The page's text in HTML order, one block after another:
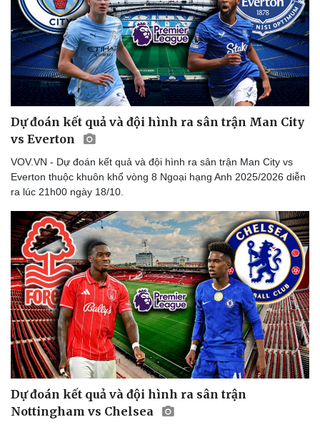
Doanh nghiệp
Thông tin doanh nghiệp
Công nghệ
Dự đoán kết quả và đội hình ra sân trận Man City
vs Everton
VOV.VN - Dự đoán kết quả và đội hình ra sân trận Man City vs
Everton thuộc khuôn khổ vòng 8 Ngoại hạng Anh 2025/2026 diễn
ra lúc 21h00 ngày 18/10.
Dự đoán kết quả và đội hình ra sân trận
Nottingham vs Chelsea